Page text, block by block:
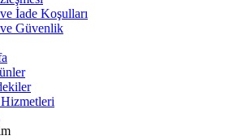
İade Koşulları
Güvenlik